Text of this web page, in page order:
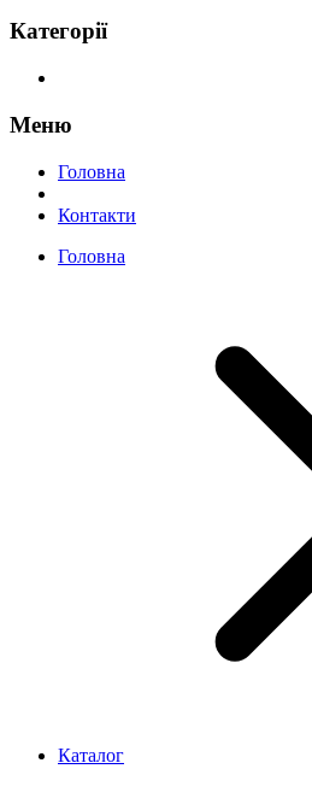
Категорії
Меню
Головна
Контакти
Головна
Каталог